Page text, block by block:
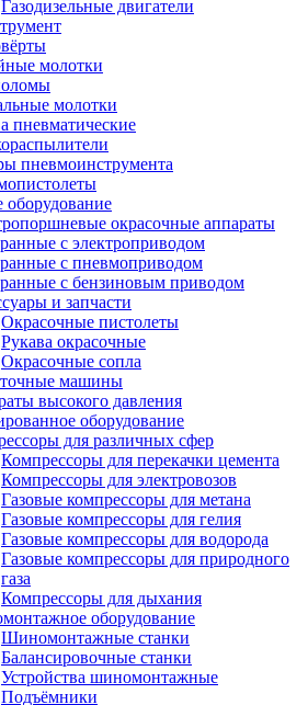
Газодизельные двигатели
молотки
молотки
пневматические
пневмоинструмента
оборудование
окрасочные аппараты
с электроприводом
с пневмоприводом
с бензиновым приводом
и запчасти
Окрасочные пистолеты
Рукава окрасочные
Окрасочные сопла
машины
высокого давления
оборудование
для различных сфер
Компрессоры для перекачки цемента
Компрессоры для электровозов
Газовые компрессоры для метана
Газовые компрессоры для гелия
Газовые компрессоры для водорода
Газовые компрессоры для природного
газа
Компрессоры для дыхания
оборудование
Шиномонтажные станки
Балансировочные станки
Устройства шиномонтажные
Подъёмники